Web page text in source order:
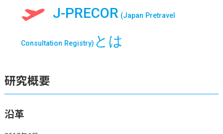
J-PRECOR (Japan Pretravel
Consultation Registry) とは
研究概要
沿革